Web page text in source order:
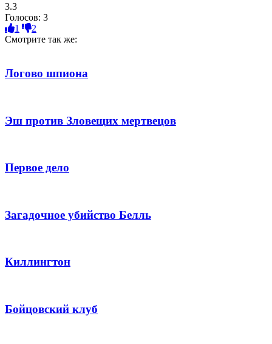
3.3
Голосов: 3
1
2
Смотрите так же:
Логово шпиона
Эш против Зловещих мертвецов
Первое дело
Загадочное убийство Белль
Киллингтон
Бойцовский клуб